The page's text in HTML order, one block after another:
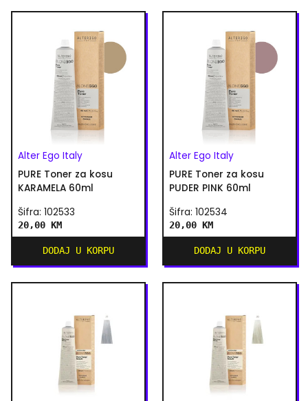
Alter Ego Italy
PURE Toner za kosu
KARAMELA 60ml
Šifra: 102533
20,00 KM
DODAJ U KORPU
Alter Ego Italy
PURE Toner za kosu
PUDER PINK 60ml
Šifra: 102534
20,00 KM
DODAJ U KORPU